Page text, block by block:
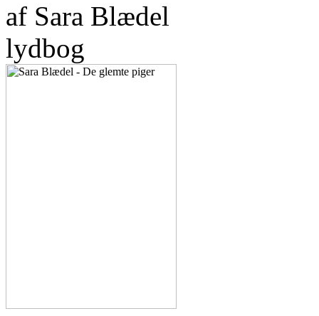
af Sara Blædel
lydbog